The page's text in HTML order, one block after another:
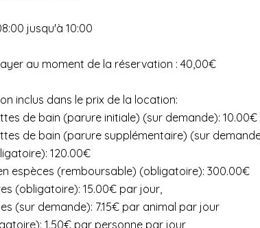
jusqu'à 10:00
au moment de la réservation : 40,00€
inclus dans le prix de la location:
de bain (parure initiale) (sur demande):
de bain (parure supplémentaire) (sur
120.00€
espèces (remboursable) (obligatoire): 300.00€
(obligatoire): 15.00€ par jour,
(sur demande): 7.15€ par animal par jour
1.50€ par personne par jour